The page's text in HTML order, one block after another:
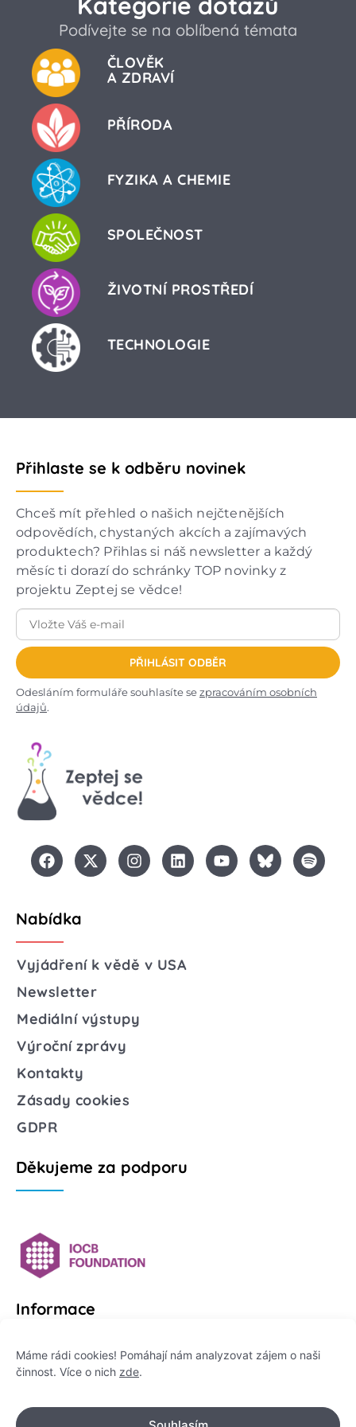
Máme rádi cookies! Pomáhají nám analyzovat zájem o naši
činnost. Více o nich zde.
Podívejte se na oblíbená témata
ČLOVĚK
A ZDRAVÍ
PŘÍRODA
FYZIKA A CHEMIE
SPOLEČNOST
ŽIVOTNÍ PROSTŘEDÍ
TECHNOLOGIE
Přihlaste se k odběru novinek
Chceš mít přehled o našich nejčtenějších
odpovědích, chystaných akcích a zajímavých
produktech? Přihlas si náš newsletter a každý
měsíc ti dorazí do schránky TOP novinky z
projektu Zeptej se vědce!
PŘIHLÁSIT ODBĚR
Odesláním formuláře souhlasíte sezpracováním osobních
údajů.
Nabídka
Vyjádření k vědě v USA
Newsletter
Mediální výstupy
Výroční zprávy
Kontakty
Zásady cookies
GDPR
Děkujeme za podporu
Informace
Platformu Zeptej se vědce provozuje:
IČO: 178 47 389